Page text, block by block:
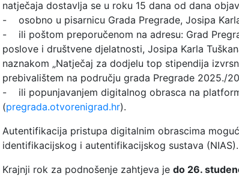
natječaja dostavlja se u roku 15 dana od dana
- osobno u pisarnicu Grada Pregrade, Josipa
- ili poštom preporučenom na adresu: Grad
poslove i društvene djelatnosti, Josipa Karla
naznakom „Natječaj za dodjelu top stipendija
prebivalištem na području grada Pregrade 2025./
- ili popunjavanjem digitalnog obrasca na
(pregrada.otvorenigrad.hr).
Autentifikacija pristupa digitalnim obrascima
identifikacijskog i autentifikacijskog sustava (NIAS).
Krajnji rok za podnošenje zahtjeva je do 26.